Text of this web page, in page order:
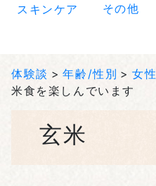
スキンケア その他
体験談 年齢/性別 女性
米食を楽しんでいます
玄米